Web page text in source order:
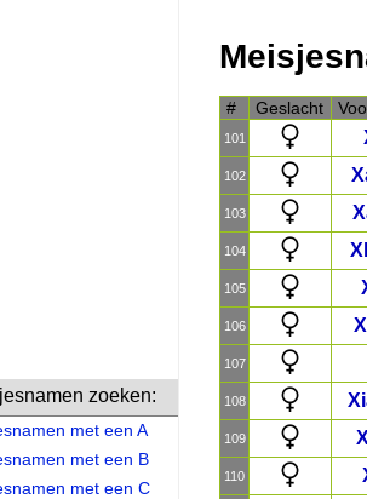
zoeken:
met een A
met een B
met een C
#
Geslacht
101
102
103
104
105
106
107
108
109
110